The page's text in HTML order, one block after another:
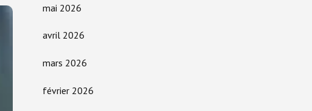
mai 2026
avril 2026
mars 2026
février 2026